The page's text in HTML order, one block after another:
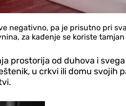
negativno, pa je prisutno pri
za kađenje se koriste
prostorija od duhova i
u crkvi ili domu svojih